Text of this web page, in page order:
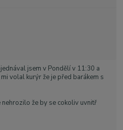
jsem v Pondělí v 11:30 a
volal kurýr že je před barákem s
že by se cokoliv uvnitř